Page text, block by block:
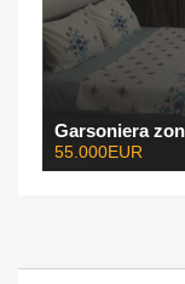
Garsoniera
55.000EUR